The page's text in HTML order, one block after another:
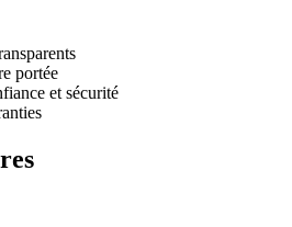
portée
et sécurité